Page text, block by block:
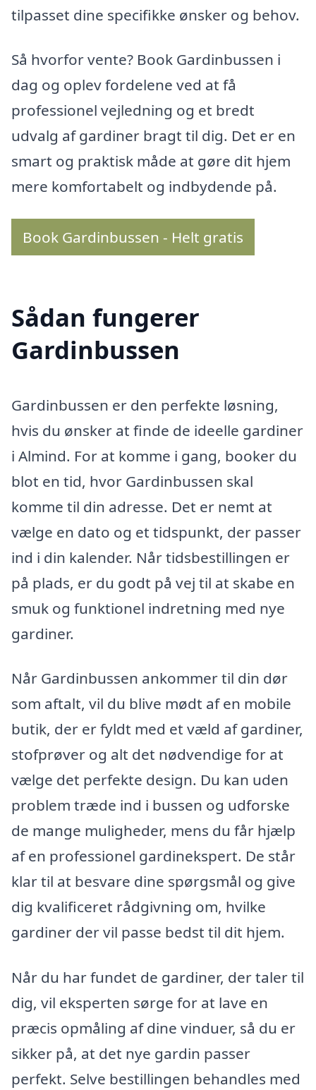
tilpasset dine specifikke ønsker og behov.
Så hvorfor vente? Book Gardinbussen i
dag og oplev fordelene ved at få
professionel vejledning og et bredt
udvalg af gardiner bragt til dig. Det er en
smart og praktisk måde at gøre dit hjem
mere komfortabelt og indbydende på.
Book Gardinbussen - Helt gratis
Sådan fungerer
Gardinbussen
Gardinbussen er den perfekte løsning,
hvis du ønsker at finde de ideelle gardiner
i Almind. For at komme i gang, booker du
blot en tid, hvor Gardinbussen skal
komme til din adresse. Det er nemt at
vælge en dato og et tidspunkt, der passer
ind i din kalender. Når tidsbestillingen er
på plads, er du godt på vej til at skabe en
smuk og funktionel indretning med nye
gardiner.
Når Gardinbussen ankommer til din dør
som aftalt, vil du blive mødt af en mobile
butik, der er fyldt med et væld af gardiner,
stofprøver og alt det nødvendige for at
vælge det perfekte design. Du kan uden
problem træde ind i bussen og udforske
de mange muligheder, mens du får hjælp
af en professionel gardinekspert. De står
klar til at besvare dine spørgsmål og give
dig kvalificeret rådgivning om, hvilke
gardiner der vil passe bedst til dit hjem.
Når du har fundet de gardiner, der taler til
dig, vil eksperten sørge for at lave en
præcis opmåling af dine vinduer, så du er
sikker på, at det nye gardin passer
perfekt. Selve bestillingen behandles med